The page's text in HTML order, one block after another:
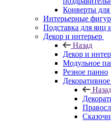
Конверты для
Интерьерные
Подставка для яиц
Декор и интерьер
Назад
Декор и
Модульное
Резное панно